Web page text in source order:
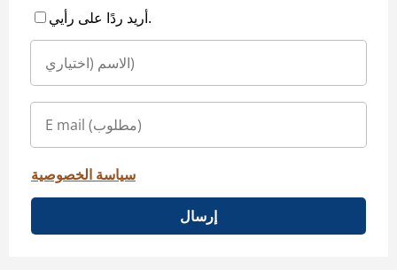
أريد ردًا على رأيي.
سياسة الخصوصية
إرسال